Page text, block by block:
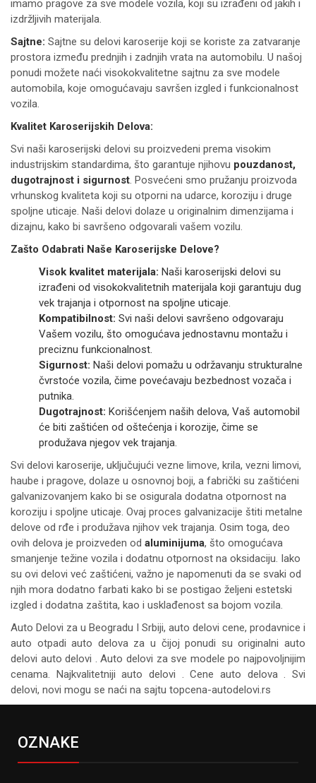
imamo pragove za sve modele vozila, koji su izrađeni od jakih i
izdržljivih materijala.
Sajtne: Sajtne su delovi karoserije koji se koriste za zatvaranje
prostora između prednjih i zadnjih vrata na automobilu. U našoj
ponudi možete naći visokokvalitetne sajtnu za sve modele
automobila, koje omogućavaju savršen izgled i funkcionalnost
vozila.
Kvalitet Karoserijskih Delova:
Svi naši karoserijski delovi su proizvedeni prema visokim
industrijskim standardima, što garantuje njihovu pouzdanost,
dugotrajnost i sigurnost. Posvećeni smo pružanju proizvoda
vrhunskog kvaliteta koji su otporni na udarce, koroziju i druge
spoljne uticaje. Naši delovi dolaze u originalnim dimenzijama i
dizajnu, kako bi savršeno odgovarali vašem vozilu.
Zašto Odabrati Naše Karoserijske Delove?
Visok kvalitet materijala: Naši karoserijski delovi su
izrađeni od visokokvalitetnih materijala koji garantuju dug
vek trajanja i otpornost na spoljne uticaje.
Kompatibilnost: Svi naši delovi savršeno odgovaraju
Vašem vozilu, što omogućava jednostavnu montažu i
preciznu funkcionalnost.
Sigurnost: Naši delovi pomažu u održavanju strukturalne
čvrstoće vozila, čime povećavaju bezbednost vozača i
putnika.
Dugotrajnost: Korišćenjem naših delova, Vaš automobil
će biti zaštićen od oštećenja i korozije, čime se
produžava njegov vek trajanja.
Svi delovi karoserije, uključujući vezne limove, krila, vezni limovi,
haube i pragove, dolaze u osnovnoj boji, a fabrički su zaštićeni
galvanizovanjem kako bi se osigurala dodatna otpornost na
koroziju i spoljne uticaje. Ovaj proces galvanizacije štiti metalne
delove od rđe i produžava njihov vek trajanja. Osim toga, deo
ovih delova je proizveden od aluminijuma, što omogućava
smanjenje težine vozila i dodatnu otpornost na oksidaciju. Iako
su ovi delovi već zaštićeni, važno je napomenuti da se svaki od
njih mora dodatno farbati kako bi se postigao željeni estetski
izgled i dodatna zaštita, kao i usklađenost sa bojom vozila.
Auto Delovi za u Beogradu I Srbiji, auto delovi cene, prodavnice i
auto otpadi auto delova za u čijoj ponudi su originalni auto
delovi auto delovi . Auto delovi za sve modele po najpovoljnijim
cenama. Najkvalitetniji auto delovi . Cene auto delova . Svi
delovi, novi mogu se naći na sajtu topcena-autodelovi.rs
OZNAKE